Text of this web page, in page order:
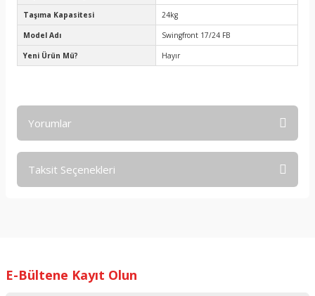
Taşıma Kapasitesi 24kg
Model Adı Swingfront 17/24 FB
Yeni Ürün Mü? Hayır
Yorumlar
Taksit Seçenekleri
E-Bültene Kayıt Olun